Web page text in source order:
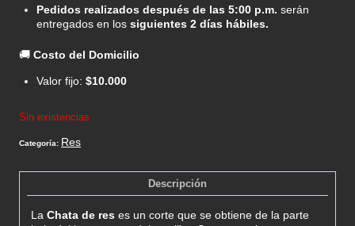
Pedidos realizados después de las 5:00 p.m. serán
entregados en los siguientes 2 días hábiles.
🚚 Costo del Domicilio
Valor fijo: $10.000
Sin existencias
Categoría: Res
Descripción
LaChata de res es un corte que se obtiene de la parte